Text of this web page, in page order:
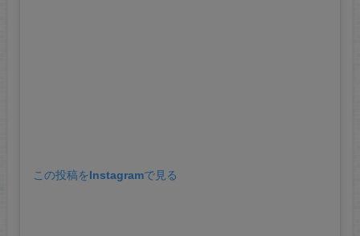
この投稿をInstagramで見る